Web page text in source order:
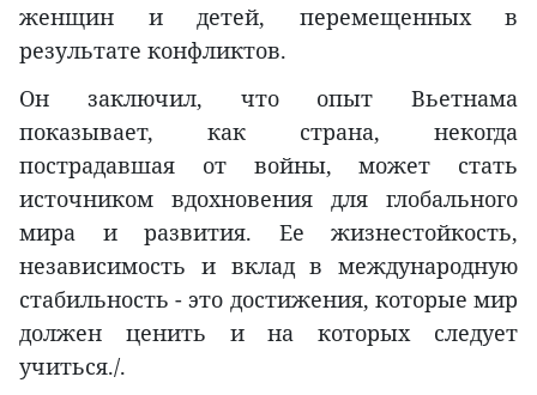
женщин и детей, перемещенных в
результате конфликтов.
Он заключил, что опыт Вьетнама
показывает, как страна, некогда
пострадавшая от войны, может стать
источником вдохновения для глобального
мира и развития. Ее жизнестойкость,
независимость и вклад в международную
стабильность - это достижения, которые мир
должен ценить и на которых следует
учиться./.